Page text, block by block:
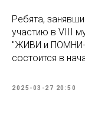
Ребята,
участию в VIII
"ЖИВИ и ПОМНИ-
состоится в
2025-03-27 20:50